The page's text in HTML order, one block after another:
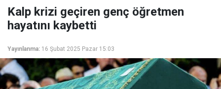
Kalp krizi geçiren genç öğretmen
hayatını kaybetti
Yayınlanma: 16 Şubat 2025 Pazar 15:03